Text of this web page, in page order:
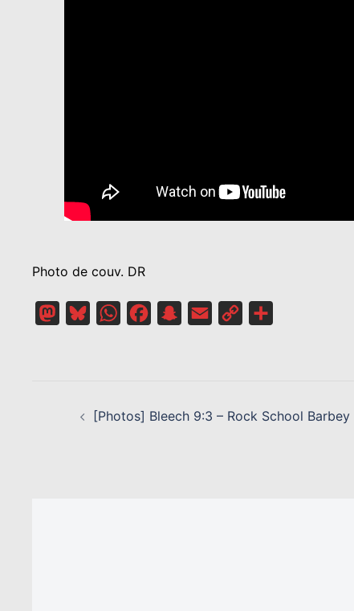
Photo de couv. DR
MastodonBlueskyWhatsAppFacebookSnapchat
Email
Copy
D’ARTICLE[Photos] Bleech 9:3 – Rock School Barbey